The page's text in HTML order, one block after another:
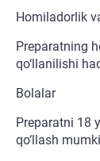
Homiladorlik
Preparatning
qo‘llanilishi
Bolalar
Preparatni 18
qo‘llash